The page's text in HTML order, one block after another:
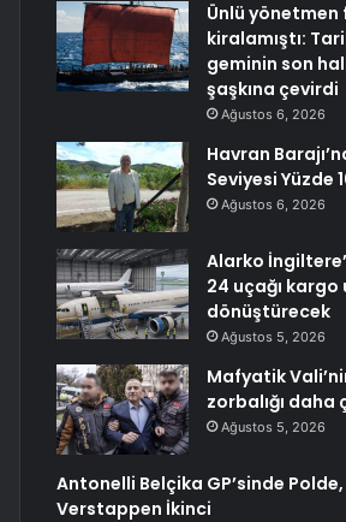
Ünlü yönetmen
kiralamıştı:
geminin son
şaşkına çevirdi
Ağustos 6, 2026
Havran
Seviyesi Yüzde
Ağustos 6, 2026
Alarko
24 uçağı kargo
dönüştürecek
Ağustos 5, 2026
Mafyatik
zorbalığı daha
Ağustos 5, 2026
Antonelli Belçika GP’sinde Polde,
Verstappen İkinci